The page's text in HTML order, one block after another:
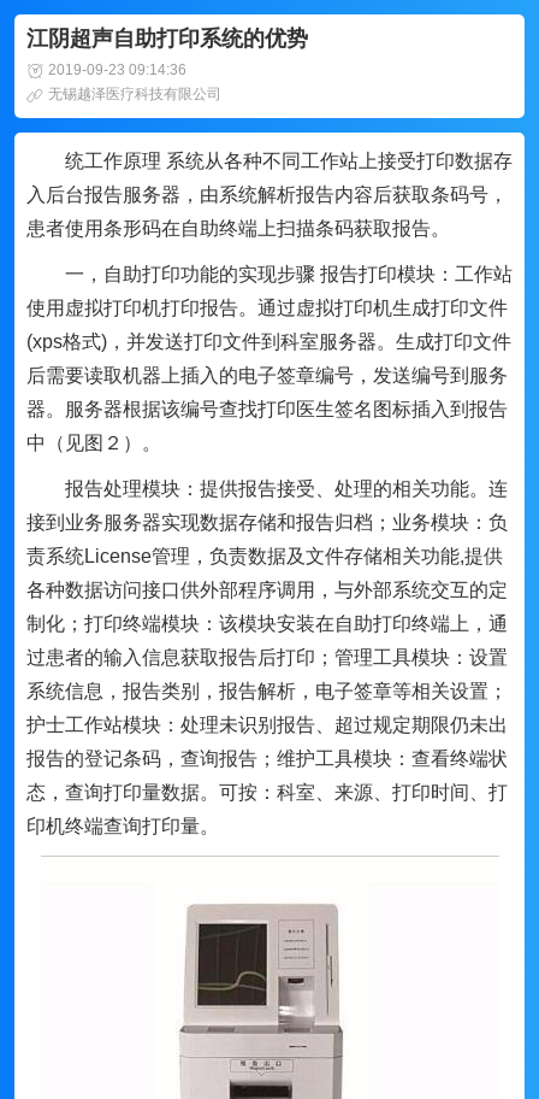
江阴超声自助打印系统的优势
2019-09-23 09:14:36
无锡越泽医疗科技有限公司
统工作原理 系统从各种不同工作站上接受打印数据存
入后台报告服务器，由系统解析报告内容后获取条码号，
患者使用条形码在自助终端上扫描条码获取报告。
一，自助打印功能的实现步骤 报告打印模块：工作站
使用虚拟打印机打印报告。通过虚拟打印机生成打印文件
(xps格式)，并发送打印文件到科室服务器。生成打印文件
后需要读取机器上插入的电子签章编号，发送编号到服务
器。服务器根据该编号查找打印医生签名图标插入到报告
中（见图２）。
报告处理模块：提供报告接受、处理的相关功能。连
接到业务服务器实现数据存储和报告归档；业务模块：负
责系统License管理，负责数据及文件存储相关功能,提供
各种数据访问接口供外部程序调用，与外部系统交互的定
制化；打印终端模块：该模块安装在自助打印终端上，通
过患者的输入信息获取报告后打印；管理工具模块：设置
系统信息，报告类别，报告解析，电子签章等相关设置；
护士工作站模块：处理未识别报告、超过规定期限仍未出
报告的登记条码，查询报告；维护工具模块：查看终端状
态，查询打印量数据。可按：科室、来源、打印时间、打
印机终端查询打印量。